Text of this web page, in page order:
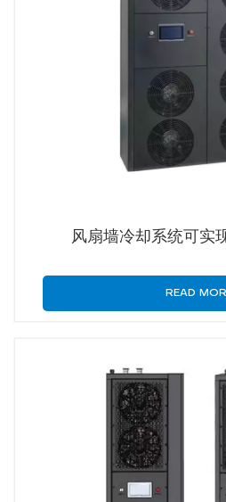
风扇墙冷却系统可实
READ